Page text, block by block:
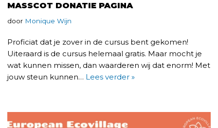
MASSCOT DONATIE PAGINA
door Monique Wijn
Proficiat dat je zover in de cursus bent gekomen!
Uiteraard is de cursus helemaal gratis. Maar mocht je
wat kunnen missen, dan waarderen wij dat enorm! Met
jouw steun kunnen… Lees verder »